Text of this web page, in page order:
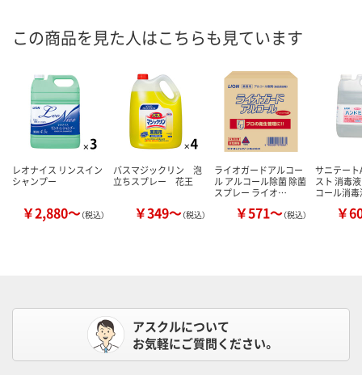
この商品を見た人はこちらも見ています
レオナイス リンスイン
シャンプー
￥2,880～（税込）
バスマジックリン 泡
立ちスプレー 花王
￥349～（税込）
ライオガードアルコー
ル アルコール除菌 除菌
スプレー ライオ…
￥571～（税込）
サニテート
スト 消毒
コール消
￥
アスクルについて
お気軽にご質問ください。